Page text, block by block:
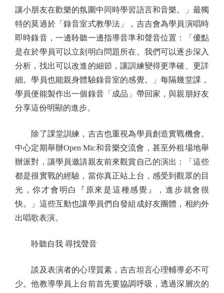
讓小朋友在歡樂的氛圍中同時學習語言和音樂。」最獨
特的莫過於「錄音室式教學法」，吉吉會為學員演唱時
即時錄音，一邊聆聽一邊指導音準和聲音位置：「優點
是在於學員可以立刻明白問題所在。我們可以逐步深入
分析，找出可以改進的細節，讓訓練變得更準確、更詳
細。學員也能親身體驗錄音室的感覺。」每隔幾堂課，
學員便能製作出一個錄音「成品」帶回家，與親朋好友
分享這份明顯的進步。
除了課堂訓練，吉吉也重視為學員創造實戰機會。
中心定期舉辦Open Mic和音樂交流會，甚至外租場地舉
辦派對，讓學員邀請親友前來觀賞自己的演出：「這些
都是很實戰的經驗，當你真正站上台，感受到觀眾的目
光，你才會明白『原來是這種感覺』，進步就會很
快。」這些互動也讓學員們自發組成好友團體，相約外
出唱歌表演。
聆聽自我 尋找聲音
談及表演者的心理質素，吉吉坦言心理輔導必不可
少。他教導學員上台前首先要協調呼吸，透過深層次的